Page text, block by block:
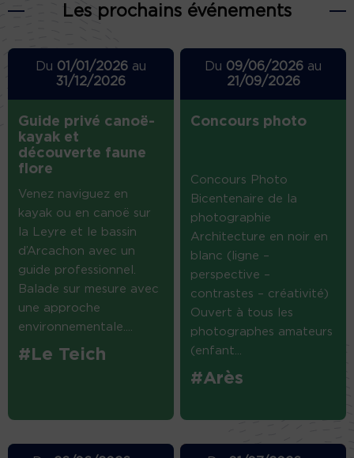
Les prochains événements
Du 01/01/2026au
31/12/2026
Guide privé canoë-
kayak et
découverte faune
flore
Venez naviguez en
kayak ou en canoë sur
la Leyre et le bassin
d’Arcachon avec un
guide professionnel.
Balade sur mesure avec
une approche
environnementale....
#Le Teich
Du 09/06/2026 au
21/09/2026
Concours photo
Concours Photo
Bicentenaire de la
photographie
Architecture en noir en
blanc (ligne –
perspective –
contrastes – créativité)
Ouvert à tous les
photographes amateurs
(enfant...
#Arès